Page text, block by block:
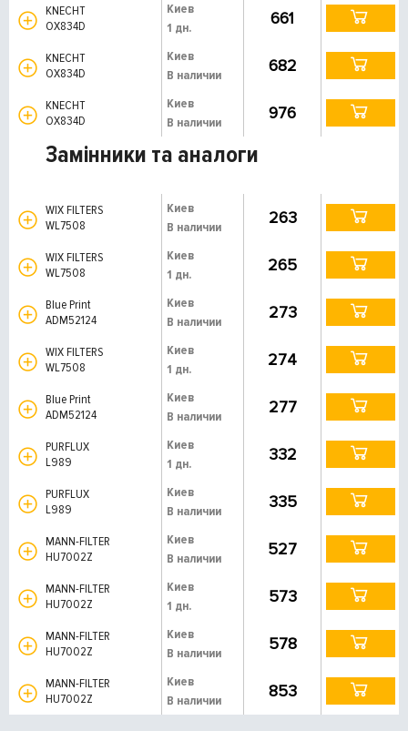
KNECHT
OX834D
Киев
1 дн.
661
KNECHT
OX834D
Киев
В наличии
682
KNECHT
OX834D
Киев
В наличии
976
Замінники та аналоги
WIX FILTERS
WL7508
Киев
В наличии
263
WIX FILTERS
WL7508
Киев
1 дн.
265
Blue Print
ADM52124
Киев
В наличии
273
WIX FILTERS
WL7508
Киев
1 дн.
274
Blue Print
ADM52124
Киев
В наличии
277
PURFLUX
L989
Киев
1 дн.
332
PURFLUX
L989
Киев
В наличии
335
MANN-FILTER
HU7002Z
Киев
В наличии
527
MANN-FILTER
HU7002Z
Киев
1 дн.
573
MANN-FILTER
HU7002Z
Киев
В наличии
578
MANN-FILTER
HU7002Z
Киев
В наличии
853